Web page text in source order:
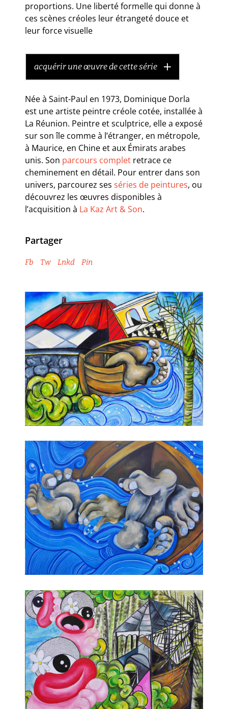
proportions. Une liberté formelle qui donne à
ces scènes créoles leur étrangeté douce et
leur force visuelle
acquérir une œuvre de cette série
Née à Saint-Paul en 1973, Dominique Dorla
est une artiste peintre créole cotée, installée à
La Réunion. Peintre et sculptrice, elle a exposé
sur son île comme à l’étranger, en métropole,
à Maurice, en Chine et aux Émirats arabes
unis. Son parcours complet retrace ce
cheminement en détail. Pour entrer dans son
univers, parcourez ses séries de peintures, ou
découvrez les œuvres disponibles à
l’acquisition à La Kaz Art & Son.
Partager
Fb Tw Lnkd Pin